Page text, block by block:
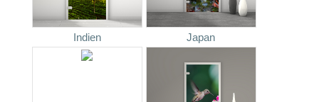
Indien Japan